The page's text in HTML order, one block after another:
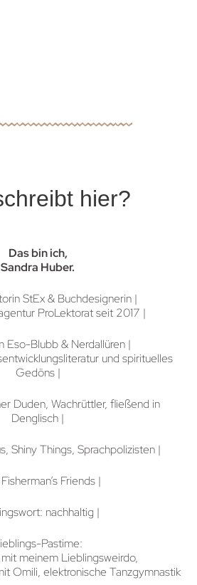
hier?
Das bin ich,
Sandra Huber.
StEx & Buchdesignerin |
ProLektorat seit 2017 |
Eso-Blubb & Nerdallüren |
und spirituelles
Gedöns |
Duden, Wachrüttler, fließend in
Denglisch |
Shiny Things, Sprachpolizisten |
Friends |
nachhaltig |
Pastime:
meinem Lieblingsweirdo,
Omili, elektronische Tanzgymnastik